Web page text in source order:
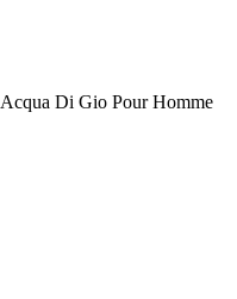
Acqua Di Gio Pour Homme